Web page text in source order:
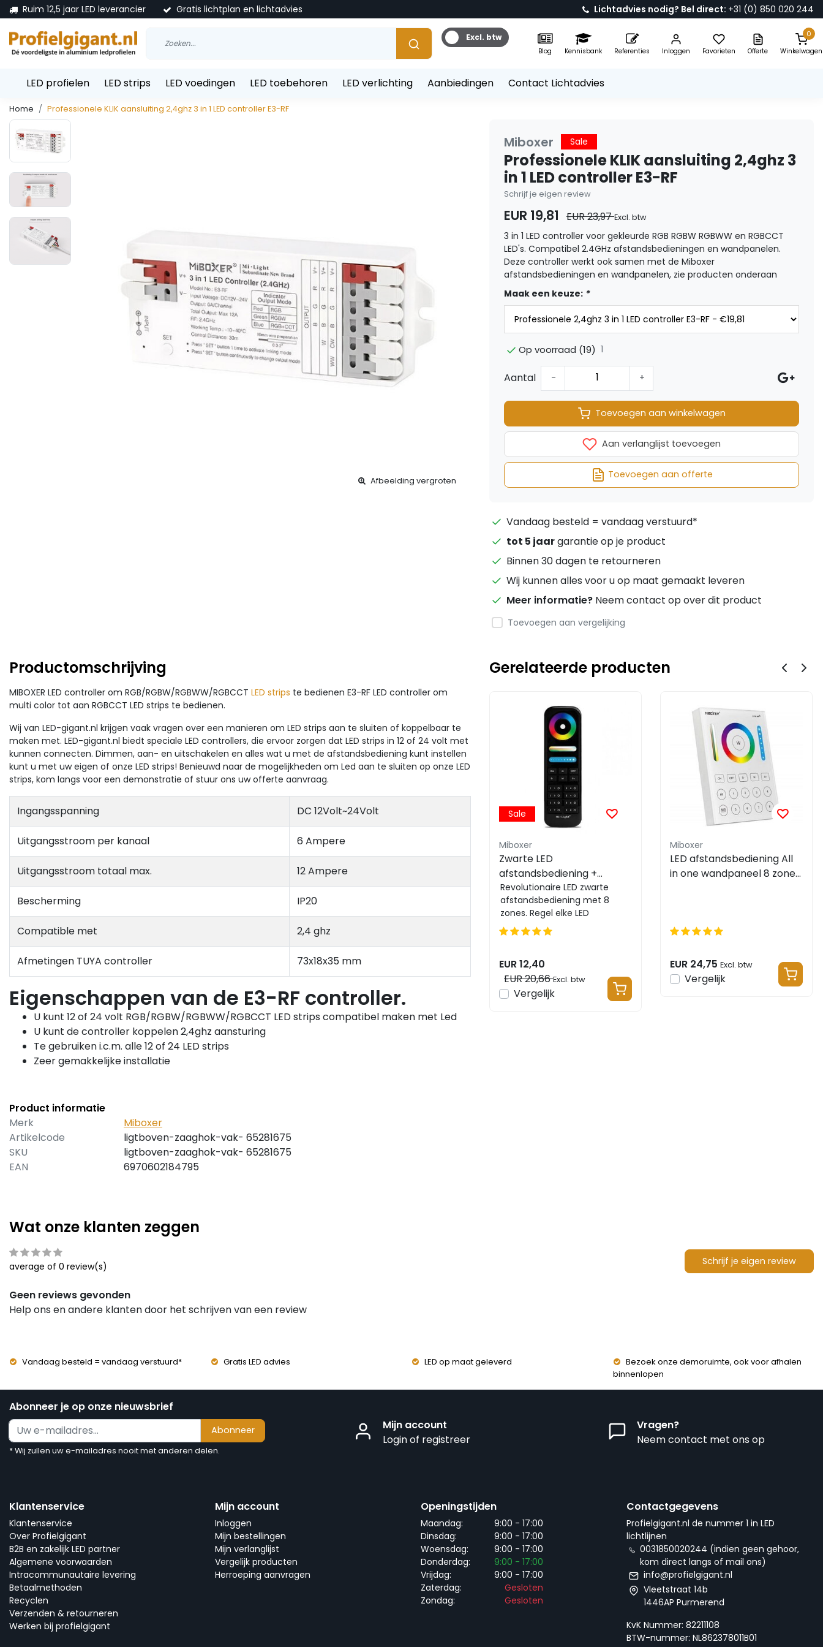
Ruim 12,5 jaar LED leverancier Gratis lichtplan en lichtadvies Lichtadvies nodig? Bel direct: +31 (0) 850 020 244
Excl. btw
Blog Kennisbank Referenties Inloggen Favorieten Offerte
0
Winkelwagen
LED profielen LED strips LED voedingen LED toebehoren LED verlichting Aanbiedingen Contact Lichtadvies
Home Professionele KLIK aansluiting 2,4ghz 3 in 1 LED controller E3-RF
Afbeelding vergroten
Miboxer Sale
Professionele KLIK aansluiting 2,4ghz 3
in 1 LED controller E3-RF
Schrijf je eigen review
EUR 19,81 EUR 23,97Excl. btw
3 in 1 LED controller voor gekleurde RGB RGBW RGBWW en RGBCCT
LED's. Compatibel 2.4GHz afstandsbedieningen en wandpanelen.
Deze controller werkt ook samen met de Miboxer
afstandsbedieningen en wandpanelen, zie producten onderaan
Maak een keuze: *
Op voorraad (19) 1
Aantal - +
Toevoegen aan winkelwagen
Aan verlanglijst toevoegen
Toevoegen aan offerte
Vandaag besteld = vandaag verstuurd*
tot 5 jaargarantie op je product
Binnen 30 dagen te retourneren
Wij kunnen alles voor u op maat gemaakt leveren
Meer informatie? Neem contact op over dit product
Toevoegen aan vergelijking
Productomschrijving
MIBOXER LED controller om RGB/RGBW/RGBWW/RGBCCT LED strips te bedienen E3-RF LED controller om
multi color tot aan RGBCCT LED strips te bedienen.
Wij van LED-gigant.nl krijgen vaak vragen over een manieren om LED strips aan te sluiten of koppelbaar te
maken met. LED-gigant.nl biedt speciale LED controllers, die ervoor zorgen dat LED strips in 12 of 24 volt met
kunnen connecten. Dimmen, aan- en uitschakelen en alles wat u met de afstandsbediening kunt instellen
kunt u met uw eigen of onze LED strips! Benieuwd naar de mogelijkheden om Led aan te sluiten op onze LED
strips, kom langs voor een demonstratie of stuur ons uw offerte aanvraag.
Ingangsspanning DC 12Volt~24Volt
Uitgangsstroom per kanaal 6 Ampere
Uitgangsstroom totaal max. 12 Ampere
Bescherming IP20
Compatible met 2,4 ghz
Afmetingen TUYA controller 73x18x35 mm
Eigenschappen van de E3-RF controller.
U kunt 12 of 24 volt RGB/RGBW/RGBWW/RGBCCT LED strips compatibel maken met Led
U kunt de controller koppelen 2,4ghz aansturing
Te gebruiken i.c.m. alle 12 of 24 LED strips
Zeer gemakkelijke installatie
Product informatie
Merk
Miboxer
Artikelcode
ligtboven-zaaghok-vak- 65281675
SKU
ligtboven-zaaghok-vak- 65281675
EAN
6970602184795
Gerelateerde producten
Sale
Miboxer
Zwarte LED
afstandsbediening +
Zwarte wandhouder voor
ieder type LED – 8 zones –
Miboxer FUT089B
Revolutionaire LED zwarte
afstandsbediening met 8
zones. Regel elke LED
kleurnuance met een druk op
de knop. Draadloos b...
EUR 12,40
EUR 20,66Excl. btw
Vergelijk
Miboxer
LED afstandsbediening All
in one wandpaneel 8 zone
EUR 24,75 Excl. btw
Vergelijk
Wat onze klanten zeggen
average of 0 review(s) Schrijf je eigen review
Geen reviews gevonden
Help ons en andere klanten door het schrijven van een review
Vandaag besteld = vandaag verstuurd* Gratis LED advies LED op maat geleverd
Bezoek onze demoruimte, ook voor afhalen
binnenlopen
Abonneer je op onze nieuwsbrief
Abonneer
* Wij zullen uw e-mailadres nooit met anderen delen.
Mijn account
Login of registreer
Vragen?
Neem contact met ons op
Klantenservice
Klantenservice
Over Profielgigant
B2B en zakelijk LED partner
Algemene voorwaarden
Intracommunautaire levering
Betaalmethoden
Recyclen
Verzenden & retourneren
Werken bij profielgigant
Mijn account
Inloggen
Mijn bestellingen
Mijn verlanglijst
Vergelijk producten
Herroeping aanvragen
Openingstijden
Maandag:
9:00 - 17:00
Dinsdag:
9:00 - 17:00
Woensdag:
9:00 - 17:00
Donderdag:
9:00 - 17:00
Vrijdag:
9:00 - 17:00
Zaterdag:
Gesloten
Zondag:
Gesloten
Contactgegevens
Profielgigant.nl de nummer 1 in LED
lichtlijnen
0031850020244 (indien geen gehoor,
kom direct langs of mail ons)
info@profielgigant.nl
Vleetstraat 14b
1446AP Purmerend
KvK Nummer: 82211108
BTW-nummer: NL862378011B01